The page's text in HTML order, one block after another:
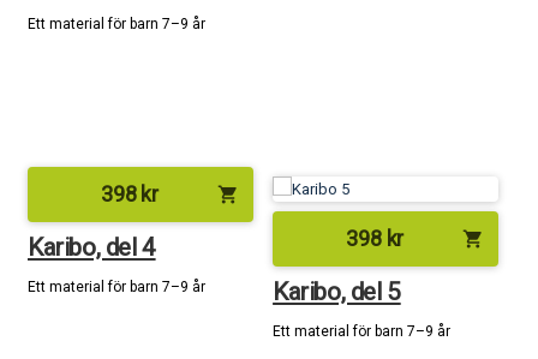
Ett material för barn 7–9 år
398kr shopping_cart
Karibo, del 4
Ett material för barn 7–9 år
398 kr shopping_cart
Karibo, del 5
Ett material för barn 7–9 år